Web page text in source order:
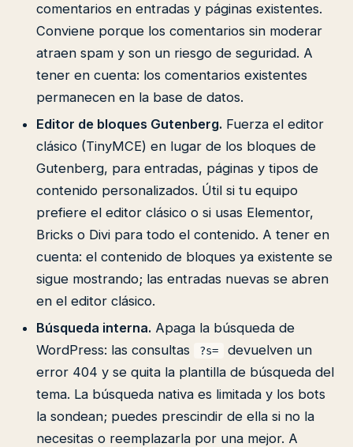
comentarios en entradas y páginas existentes.
Conviene porque los comentarios sin moderar
atraen spam y son un riesgo de seguridad. A
tener en cuenta: los comentarios existentes
permanecen en la base de datos.
Editor de bloques Gutenberg. Fuerza el editor
clásico (TinyMCE) en lugar de los bloques de
Gutenberg, para entradas, páginas y tipos de
contenido personalizados. Útil si tu equipo
prefiere el editor clásico o si usas Elementor,
Bricks o Divi para todo el contenido. A tener en
cuenta: el contenido de bloques ya existente se
sigue mostrando; las entradas nuevas se abren
en el editor clásico.
Búsqueda interna. Apaga la búsqueda de
WordPress: las consultas
?s=
devuelven un
error 404 y se quita la plantilla de búsqueda del
tema. La búsqueda nativa es limitada y los bots
la sondean; puedes prescindir de ella si no la
necesitas o reemplazarla por una mejor. A